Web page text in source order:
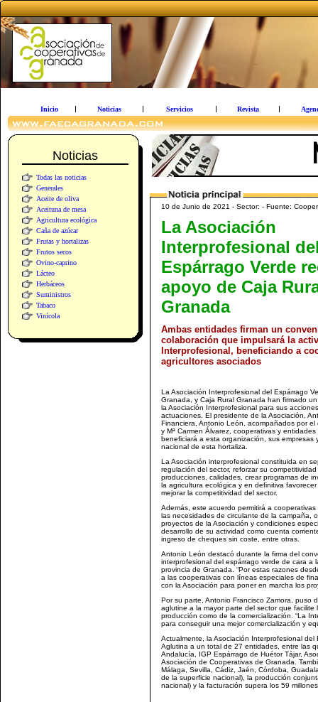
Inicio Noticias Servicios Revista
Noticias
Todas las noticias
Generales
Aceite de oliva
Aceituna de mesa
Agricultura ecológica
Caña de azúcar
Frutas y hortalizas
Frutos secos
Ovino-caprino
Lácteo
Herbáceos
Suministros
Tabaco
Vinícola
10 de Junio de 2021 - Sector: - Fuente:
La Asociación
Interprofesional
Espárrago Verde
apoyo de Caja
Granada
Ambas entidades firman un
colaboración que impulsará la
Interprofesional, beneficiando a
agricultores asociados
La Asociación Interprofesional del Espárrago
Granada, y Caja Rural Granada han firmado
la Asociación Interprofesional para sus
actuaciones. El presidente de la Asociación,
Financiera, Antonio León, acompañados por
y Mª Carmen Álvarez, cooperativas y
beneficiará a esta organización, sus
nacional de esta hortaliza.
La Asociación interprofesional constituida en
regulación del sector, reforzar su
producciones, calidades, crear programas de
la agricultura ecológica y en definitiva
mejorar la competitividad del sector.
Además, este acuerdo permitirá a
las necesidades de circulante de la campaña,
proyectos de la Asociación y condiciones
desarrollo de su actividad como cuenta
ingreso de cheques sin coste, entre otras.
Antonio León destacó durante la firma del
interprofesional del espárrago verde de cara
provincia de Granada. “Por estas razones
a las cooperativas con líneas especiales de
con la Asociación para poner en marcha los
Por su parte, Antonio Francisco Zamora, puso
aglutine a la mayor parte del sector que
producción como de la comercialización. “La
para conseguir una mejor comercialización y
Actualmente, la Asociación Interprofesional
Aglutina a un total de 27 entidades, entre las
Andalucía, IGP Espárrago de Huétor Tájar,
Asociación de Cooperativas de Granada.
Málaga, Sevilla, Cádiz, Jaén, Córdoba,
de la superficie nacional), la producción
nacional) y la facturación supera los 59